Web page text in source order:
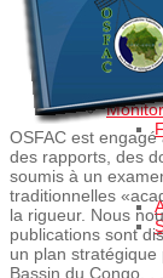
Offres
Nous
OSFAC est
des rapports, des
soumis à un
traditionnelles
la rigueur. Nous
publications sont
un plan
Bassin du Congo.